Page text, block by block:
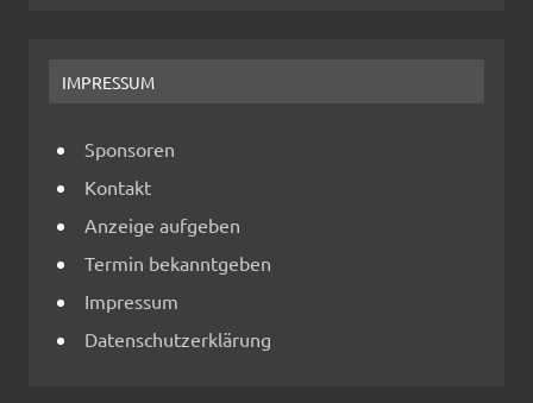
IMPRESSUM
Sponsoren
Kontakt
Anzeige aufgeben
Termin bekanntgeben
Impressum
Datenschutzerklärung